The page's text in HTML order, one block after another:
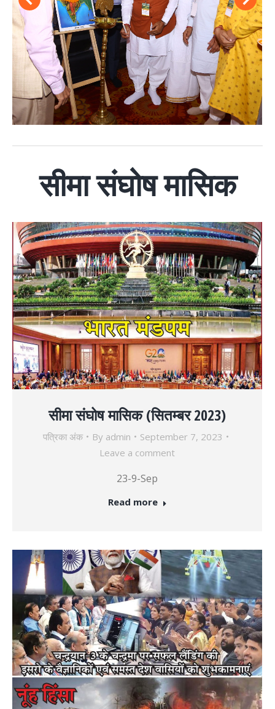
सीमा संघोष मासिक
सीमा संघोष मासिक (सितम्बर 2023)
पत्रिका अंक By admin
September 7, 2023
Leave a comment
23-9-Sep
Read more